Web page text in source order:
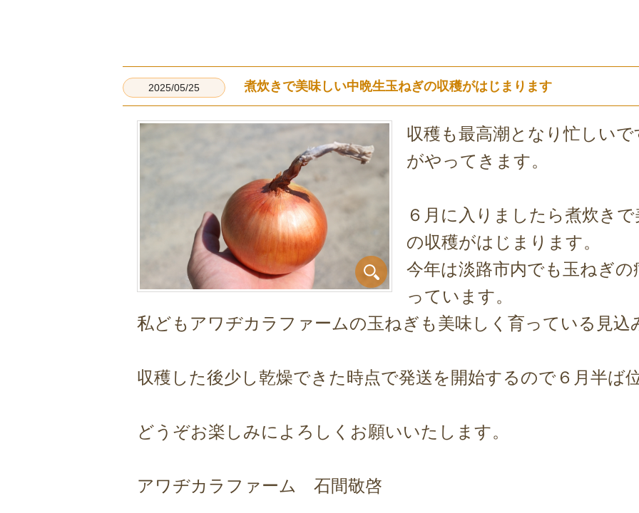
2025/05/25 煮炊きで美味しい中晩生玉ねぎの収穫がはじまります
収穫も最高潮となり忙しい
がやってきます。
６月に入りましたら煮炊き
の収穫がはじまります。
今年は淡路市内でも玉ねぎ
っています。
私どもアワヂカラファームの玉ねぎも美味しく育っている見込
収穫した後少し乾燥できた時点で発送を開始するので６月半ば
どうぞお楽しみによろしくお願いいたします。
アワヂカラファーム 石間敬啓